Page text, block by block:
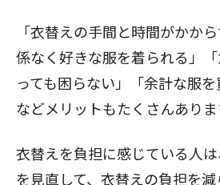
「衣替えの手間と時間がかか
係なく好きな服を着られる」
っても困らない」「余計な服を
などメリットもたくさんありま
衣替えを負担に感じている人
を見直して、衣替えの負担を